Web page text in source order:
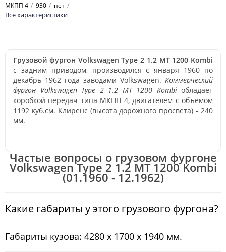
МКПП 4 930 нет
Все характеристики
Грузовой фургон Volkswagen Type 2 1.2 MT 1200 Kombi
с задним приводом, производился с января 1960 по
декабрь 1962 года заводами Volkswagen. Коммерческий
фургон Volkswagen Type 2 1.2 MT 1200 Kombiобладает
коробкой передач типа МКПП 4, двигателем с объемом
1192 куб.см. Клиренс (высота дорожного просвета) - 240
мм.
Частые вопросы о грузовом фургоне
Volkswagen Type 2 1.2 MT 1200 Kombi
(01.1960 - 12.1962)
Какие габариты у этого грузового фургона?
Габариты кузова: 4280 x 1700 x 1940 мм.